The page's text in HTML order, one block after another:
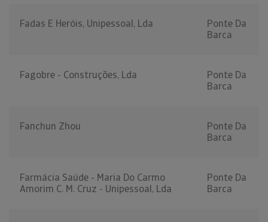
Fadas E Heróis, Unipessoal, Lda
Ponte Da
Barca
Fagobre - Construções, Lda
Ponte Da
Barca
Fanchun Zhou
Ponte Da
Barca
Farmácia Saúde - Maria Do Carmo
Amorim C. M. Cruz - Unipessoal, Lda
Ponte Da
Barca